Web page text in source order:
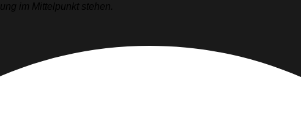
im Mittelpunkt stehen.